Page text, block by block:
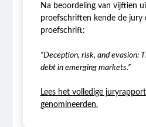
Na beoordeling van vijftien
proefschriften kende de jury
proefschrift:
“Deception, risk, and evasion:
debt in emerging markets.”
Lees het volledige
genomineerden.